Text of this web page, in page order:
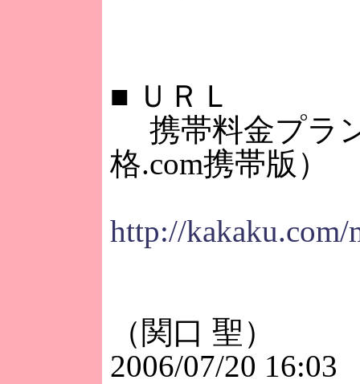
■ ＵＲＬ
携帯料金プラ
格.com携帯版）
http://
（関口 聖）
2006/07/20 16:03